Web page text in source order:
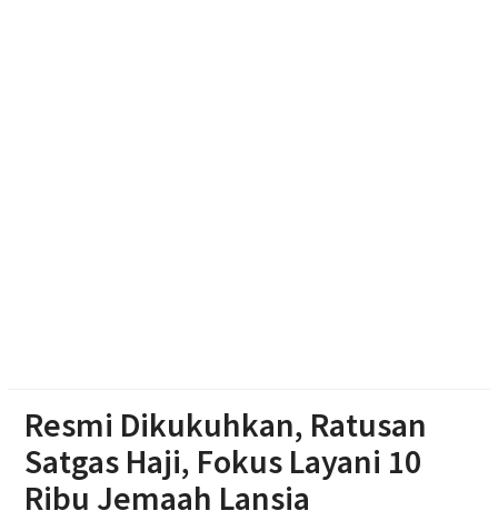
Resmi Dikukuhkan, Ratusan
Satgas Haji, Fokus Layani 10
Ribu Jemaah Lansia